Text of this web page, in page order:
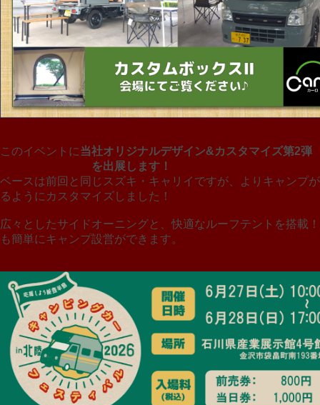
このイベントに当社オリジナルデザイン&カスタマイズ第2弾
を出展します！
ベースは前回と同じスズキ・キャリイですが、よりキャンプ
るようにカスタマイズしました！
広々としたサイドオーニングと、快適なルーフテントを搭載
も簡単にキャンプ設営ができます。